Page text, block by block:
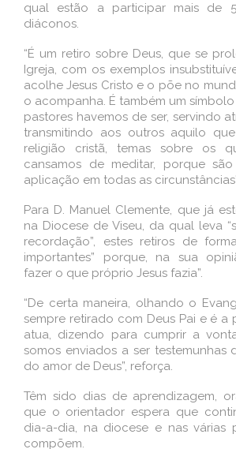
qual estão a participar mais de
diáconos.
“É um retiro sobre Deus, que se
Igreja, com os exemplos
acolhe Jesus Cristo e o põe no
o acompanha. É também um
pastores havemos de ser, servindo
transmitindo aos outros aquilo
religião cristã, temas sobre os
cansamos de meditar, porque
aplicação em todas as
Para D. Manuel Clemente, que já
na Diocese de Viseu, da qual leva
recordação”, estes retiros de
importantes” porque, na sua
fazer o que próprio Jesus fazia”.
“De certa maneira, olhando o
sempre retirado com Deus Pai e é a
atua, dizendo para cumprir a
somos enviados a ser testemunhas
do amor de Deus”, reforça.
Têm sido dias de aprendizagem,
que o orientador espera que
dia-a-dia, na diocese e nas várias
compõem.